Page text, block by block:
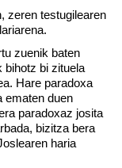
zeren testugilearen
zuenik baten
bihotz bi zituela
Hare paradoxa
ematen duen
paradoxaz josita
bizitza bera
haria